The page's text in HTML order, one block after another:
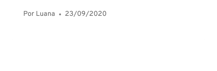
Por Luana 23/09/2020